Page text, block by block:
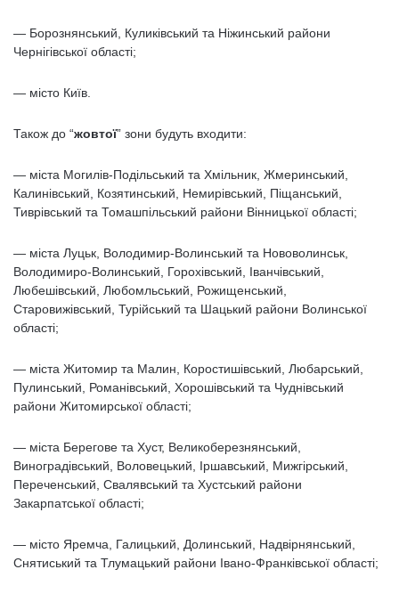
— Борознянський, Куликівський та Ніжинський райони
Чернігівської області;
— місто Київ.
Також до “жовтої” зони будуть входити:
— міста Могилів-Подільський та Хмільник, Жмеринський,
Калинівський, Козятинський, Немирівський, Піщанський,
Тиврівський та Томашпільський райони Вінницької області;
— міста Луцьк, Володимир-Волинський та Нововолинськ,
Володимиро-Волинський, Горохівський, Іванчівський,
Любешівський, Любомльський, Рожищенський,
Старовижівський, Турійський та Шацький райони Волинської
області;
— міста Житомир та Малин, Коростишівський, Любарський,
Пулинський, Романівський, Хорошівський та Чуднівський
райони Житомирської області;
— міста Берегове та Хуст, Великоберезнянський,
Виноградівський, Воловецький, Іршавський, Мижгірський,
Переченський, Свалявський та Хустський райони
Закарпатської області;
— місто Яремча, Галицький, Долинський, Надвірнянський,
Снятиський та Тлумацький райони Івано-Франківської області;